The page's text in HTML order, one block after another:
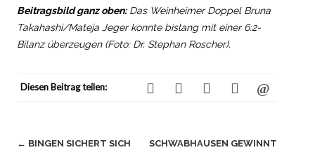
Beitragsbild ganz oben:Das Weinheimer Doppel Bruna
Takahashi/Mateja Jeger konnte bislang mit einer 6:2-
Bilanz überzeugen (Foto: Dr. Stephan Roscher).
Diesen Beitrag teilen:
Beitragsnavigation
← BINGEN SICHERT SICH
SCHWABHAUSEN GEWINNT